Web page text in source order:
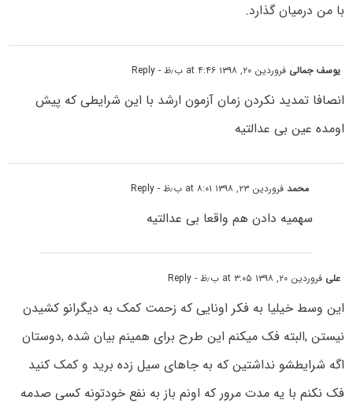
با من درمیان گذارد.
یوسف جمالی فروردین ۲۰, ۱۳۹۸ at ۴:۴۶ ب٫ظ - Reply
انصافا تمدید نکردن زمان آزمون ارشد با این شرایطی که پیش
اومده عین بی عدالتیه
محمدفروردین ۲۳, ۱۳۹۸ at ۸:۰۱ ب٫ظ - Reply
سهمیه دادن هم واقعا بی عدالتیه
علی فروردین ۲۰, ۱۳۹۸ at ۳:۰۵ ب٫ظ - Reply
این وسط خیلیا به فکر اونایی که زحمت کمک به دیگرانو کشیدن
نیستن ,البته فک میکنم این طرح برای همینم بیان شده ,دوستان
اگه شرایطشو نداشتین که به جاهای سیل زده برید و کمک کنید
فک نکنم با یه مدت مرور که اونم باز به نفع خودتونه کسی صدمه